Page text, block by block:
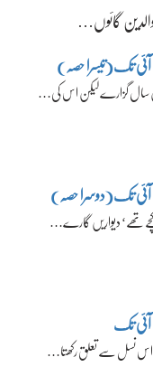
گائوں…
تک(تیسرا حصہ)
گزارے لیکن اس کی…
تک(دوسرا حصہ)
تھے‘ دیواریں گارے…
تک
اس نسل سے تعلق رکھتا…